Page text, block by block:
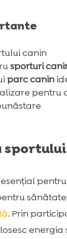
în aer
pentru
rutine
canin
sporturi
parc canin
pentru
. Prin
energia